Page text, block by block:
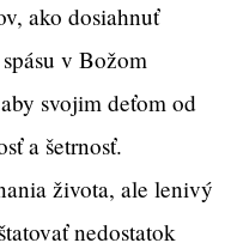
ako dosiahnuť
v Božom
svojim deťom od
a šetrnosť.
života, ale lenivý
nedostatok